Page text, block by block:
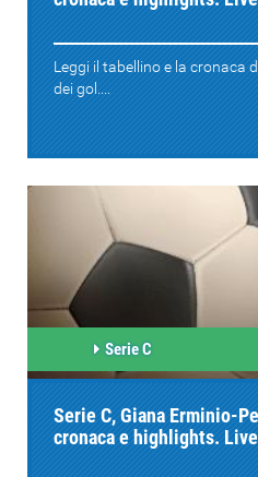
Leggi il tabellino e la cronaca
dei gol....
Serie C
Serie C, Giana Erminio-
cronaca e highlights. Live